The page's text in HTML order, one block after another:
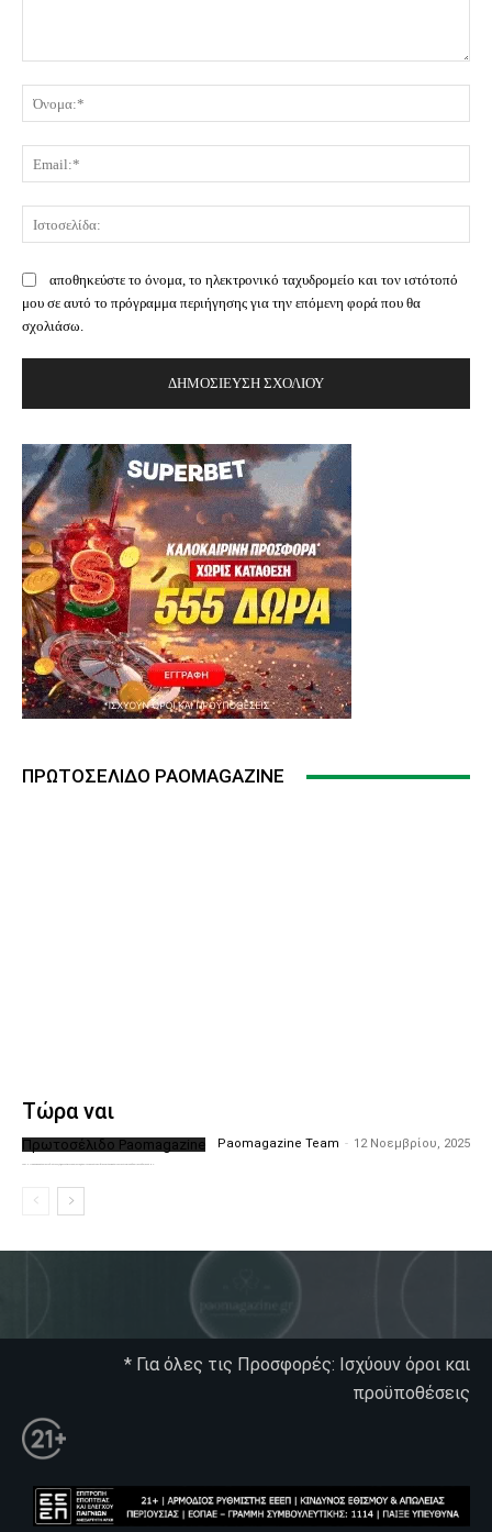
αποθηκεύστε το όνομα, το ηλεκτρονικό ταχυδρομείο και τον ιστότοπό
μου σε αυτό το πρόγραμμα περιήγησης για την επόμενη φορά που θα
σχολιάσω.
ΠΡΩΤΟΣΈΛΙΔΟ PAOMAGAZINE
Τώρα ναι
Πρωτοσέλιδο Paomagazine Paomagazine Team - 12 Νοεμβρίου, 2025
* Για όλες τις Προσφορές: Ισχύουν όροι και
προϋποθέσεις